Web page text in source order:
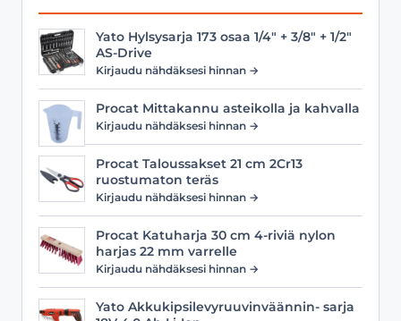
Yato Hylsysarja 173 osaa 1/4" + 3/8" + 1/2"
AS-Drive
Kirjaudu nähdäksesi hinnan →
Procat Mittakannu asteikolla ja kahvalla
Kirjaudu nähdäksesi hinnan →
Procat Taloussakset 21 cm 2Cr13
ruostumaton teräs
Kirjaudu nähdäksesi hinnan →
Procat Katuharja 30 cm 4-riviä nylon
harjas 22 mm varrelle
Kirjaudu nähdäksesi hinnan →
Yato Akkukipsilevyruuvinväännin- sarja